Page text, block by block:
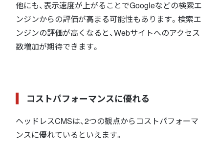
他にも、表示速度が上がることでGoogleなどの検索エ
ンジンからの評価が高まる可能性もあります。検索エ
ンジンの評価が高くなると、Webサイトへのアクセス
数増加が期待できます。
コストパフォーマンスに優れる
ヘッドレスCMSは、2つの観点からコストパフォーマ
ンスに優れているといえます。